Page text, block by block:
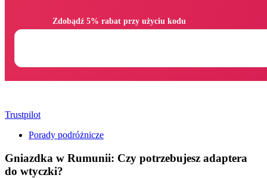
Trustpilot
Porady podróżnicze
Gniazdka w Rumunii: Czy potrzebujesz adaptera
do wtyczki?